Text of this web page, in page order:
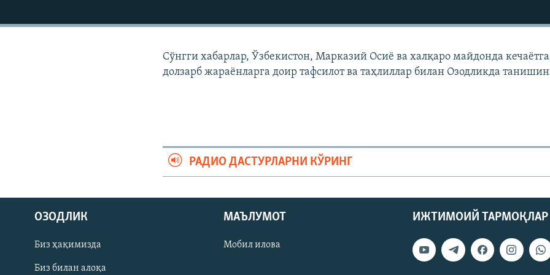
На русском
ИЖТИМОИЙ ТАРМОҚЛАР
Сўнгги хабарлар, Ўзбекистон, Марказий Осиë ва халқаро майдонда
долзарб жараëнларга доир тафсилот ва таҳлиллар билан Озодликда
РАДИО ДАСТУРЛАРНИ КЎРИНГ
ИЖТИМОИЙ ТАРМОҚЛАР
ОЗОДЛИК
Биз ҳақимизда
Биз билан алоқа
МАЪЛУМОТ
Мобил илова